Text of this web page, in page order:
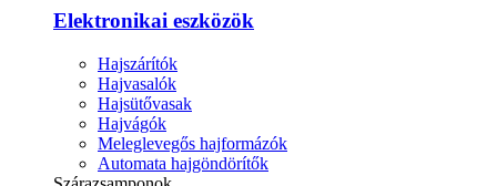
Elektronikai eszközök
Hajszárítók
Hajvasalók
Hajsütővasak
Hajvágók
Meleglevegős hajformázók
Automata hajgöndörítők